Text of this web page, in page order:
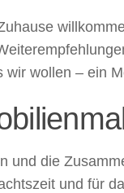
wollen – ein
und die
und für